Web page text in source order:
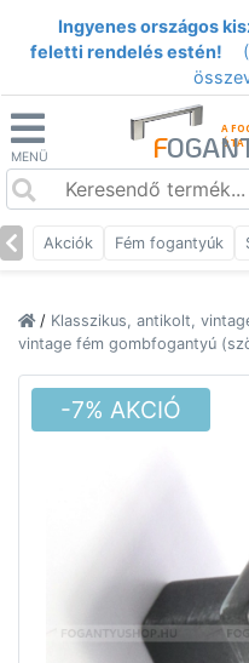
Ingyenes országos
feletti rendelés estén!
MENÜ
A
ÓTA
F
Akciók Fém fogantyúk
/ Klasszikus, antikolt,
vintage fém gombfogantyú
-7% AKCIÓ